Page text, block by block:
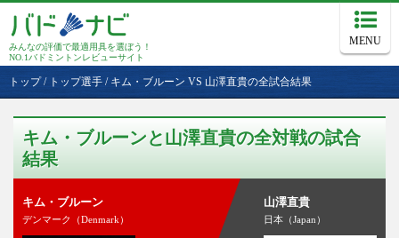
みんなの評価で最適用具を選ぼう！
NO.1バドミントンレビューサイト
MENU
トップ/ トップ選手 / キム・ブルーン VS 山澤直貴の全試合結果
キム・ブルーンと山澤直貴の全対戦の試合
結果
キム・ブルーン
デンマーク（Denmark）
山澤直貴
日本（Japan）